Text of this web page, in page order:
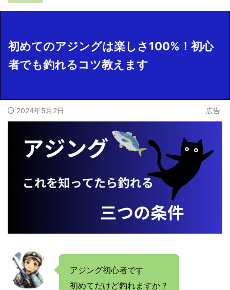
初めてのアジングは楽しさ100%！初心
者でも釣れるコツ教えます
2024年5月2日 広告
アジング初心者です
初めてだけど釣れますか？